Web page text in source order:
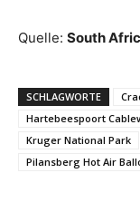
Quelle: South
SCHLAGWORTE
Hartebeespoort
Kruger National Park
Pilansberg Hot Air